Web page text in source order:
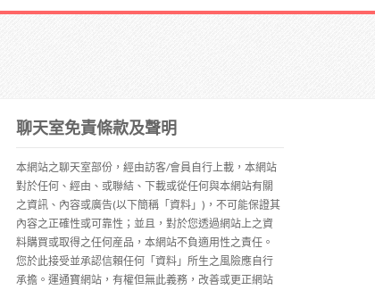
聊天室免責條款及聲明
本網站之聊天室部份，經由訪客/會員自行上載，本網站
對於任何、經由、或聯結、下載或從任何與本網站有關
之資訊、內容或廣告(以下簡稱「資料」)，不可能保證其
內容之正確性或可靠性；並且，對於您透過網站上之資
料購買或取得之任何産品，本網站不負適用性之責任。
您於此接受並承認信賴任何「資料」所生之風險應自行
承擔。運通寶網站，有權但無此義務，改善或更正網站